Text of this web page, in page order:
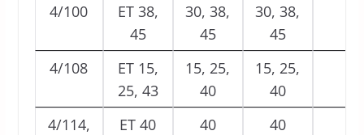
4/100
ET 38,
45
30, 38,
45
30, 38,
45
4/108
ET 15,
25, 43
15, 25,
40
15, 25,
40
4/114,
ET 40 40 40